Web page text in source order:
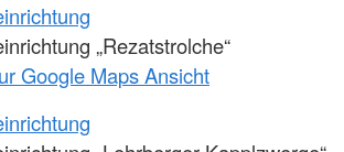
„Rezatstrolche“
Google Maps Ansicht